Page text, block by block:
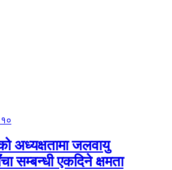
१०
अध्यक्षतामा जलवायु
सम्बन्धी एकदिने क्षमता